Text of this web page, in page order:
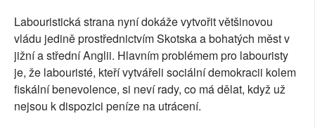
Labouristická strana nyní dokáže vytvořit většinovou
vládu jedině prostřednictvím Skotska a bohatých měst v
jižní a střední Anglii. Hlavním problémem pro labouristy
je, že labouristé, kteří vytvářeli sociální demokracii kolem
fiskální benevolence, si neví rady, co má dělat, když už
nejsou k dispozici peníze na utrácení.